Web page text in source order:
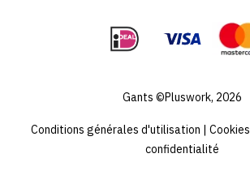
Gants ©Pluswork, 2026
Conditions générales d'utilisation | Cookies
confidentialité